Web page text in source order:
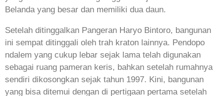
Belanda yang besar dan memiliki dua daun.
Setelah ditinggalkan Pangeran Haryo Bintoro, bangunan
ini sempat ditinggali oleh trah kraton lainnya. Pendopo
ndalem yang cukup lebar sejak lama telah digunakan
sebagai ruang pameran keris, bahkan setelah rumahnya
sendiri dikosongkan sejak tahun 1997. Kini, bangunan
yang bisa ditemui dengan di pertigaan pertama setelah